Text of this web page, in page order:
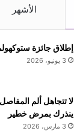
الأشهر
إطلاق جائزة ستوكهولم
3 يونيو، 2026
لا تتجاهل ألم
ينذرك بمرض خطير
3 مارس، 2026